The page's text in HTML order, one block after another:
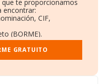
te proporcionamos
encontrar:
CIF,
(BORME).
y Empleados.
y Administradores.
GRATUITO